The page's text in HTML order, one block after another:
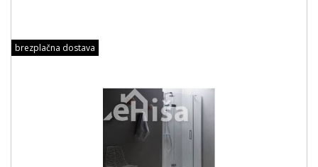
brezplačna dostava